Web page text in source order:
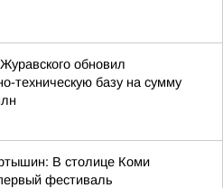
обновил
техническую базу на сумму
В столице Коми
фестиваль